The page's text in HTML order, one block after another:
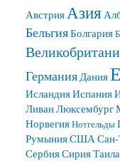
Австрия Азия
БельгияБолгария
Германия Дания
ИсландияИспания
ЛиванЛюксембург
НорвегияНотгельды
РумынияСША
СербияСирия